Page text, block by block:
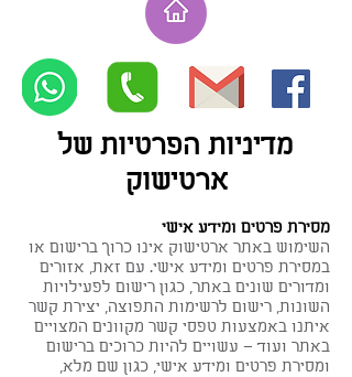
מדיניות הפרטיות של
ארטישוק
מסירת פרטים ומידע אישי
השימוש באתר ארטישוק אינו כרוך ברישום או
במסירת פרטים ומידע אישי. עם זאת, אזורים
ומדורים שונים באתר, כגון רישום לפעילויות
השונות, רישום לרשימות התפוצה, יצירת קשר
איתנו באמצעות טפסי קשר מקוונים המצויים
באתר ועוד – עשויים להיות כרוכים ברישום
ומסירת פרטים ומידע אישי, כגון שם מלא,